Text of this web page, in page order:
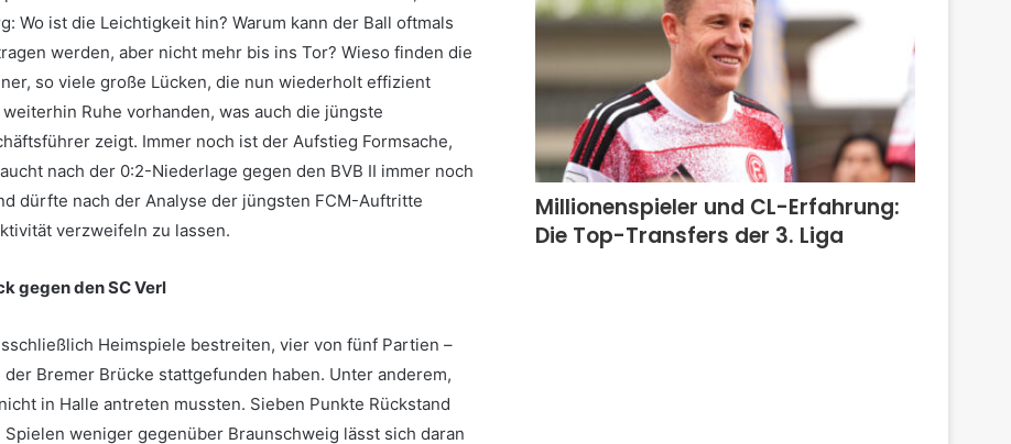
Wo ist die Leichtigkeit hin? Warum kann der Ball oftmals
werden, aber nicht mehr bis ins Tor? Wieso finden die
so viele große Lücken, die nun wiederholt effizient
Ruhe vorhanden, was auch die jüngste
zeigt. Immer noch ist der Aufstieg Formsache,
nach der 0:2-Niederlage gegen den BVB II immer noch
dürfte nach der Analyse der jüngsten FCM-Auftritte
verzweifeln zu lassen.
gegen den SC Verl
Heimspiele bestreiten, vier von fünf Partien –
Bremer Brücke stattgefunden haben. Unter anderem,
in Halle antreten mussten. Sieben Punkte Rückstand
weniger gegenüber Braunschweig lässt sich daran
Millionenspieler und CL-Erfahrung:
Die Top-Transfers der 3. Liga